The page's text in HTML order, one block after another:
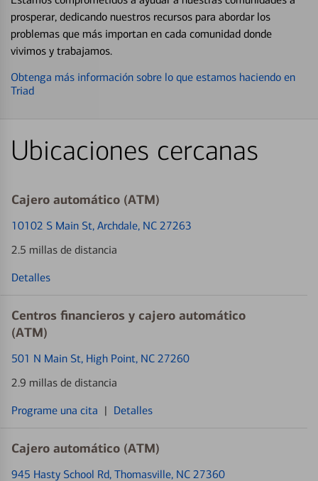
prosperar, dedicando nuestros recursos para abordar los
problemas que más importan en cada comunidad donde
vivimos y trabajamos.
Obtenga más información sobre lo que estamos haciendo en
Triad
Ubicaciones cercanas
Cajero automático (ATM)
10102 S Main St, Archdale, NC 27263
2.5 millas de distancia
Detalles
Centros financieros y cajero automático
(ATM)
501 N Main St, High Point, NC 27260
2.9 millas de distancia
Programe una cita | Detalles
Cajero automático (ATM)
945 Hasty School Rd, Thomasville, NC 27360